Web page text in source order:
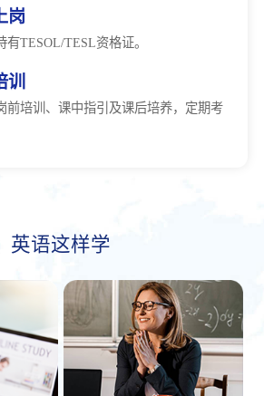
岗
有TESOL/TESL资格证。
前培训、课中指引及课后培养，定期考
英语这样学